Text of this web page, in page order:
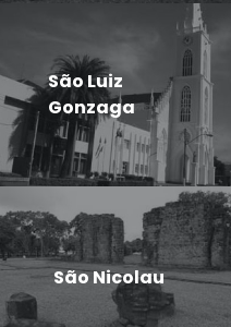
São Luiz
Gonzaga
São Nicolau